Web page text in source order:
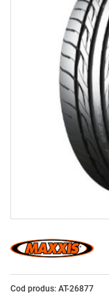
Cod produs: AT-26877